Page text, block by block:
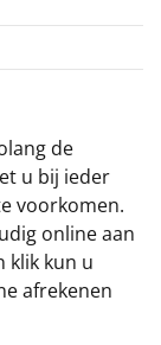
de
u bij ieder
voorkomen.
online aan
klik kun u
afrekenen